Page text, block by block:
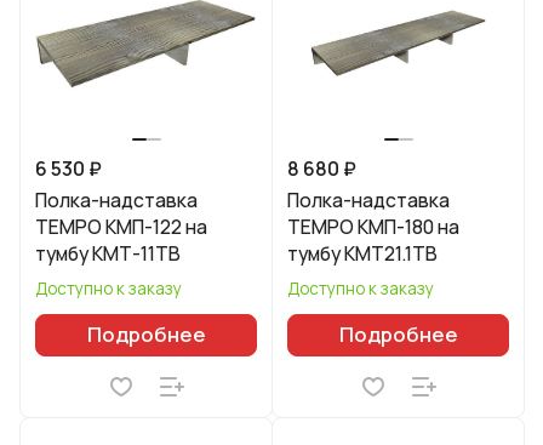
6 530 ₽
Полка-надставка
TEMPO КМП-122 на
тумбу КМТ-11ТВ
Доступно к заказу
Подробнее
8 680 ₽
Полка-надставка
TEMPO КМП-180 на
тумбу КМТ21.1ТВ
Доступно к заказу
Подробнее